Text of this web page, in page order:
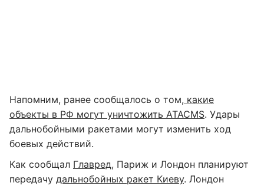
Напомним, ранее сообщалось о том, какие
объекты в РФ могут уничтожить ATACMS. Удары
дальнобойными ракетами могут изменить ход
боевых действий.
Как сообщал Главред, Париж и Лондон планируют
передачу дальнобойных ракет Киеву. Лондон